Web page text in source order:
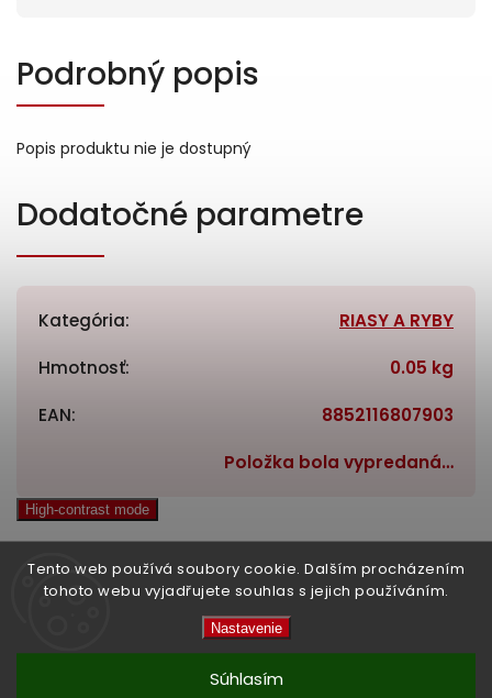
Tento web používá soubory cookie. Dalším procházením
tohoto webu vyjadřujete souhlas s jejich používáním.
Nastavenie
Súhlasím
Podrobný popis
Popis produktu nie je dostupný
Dodatočné parametre
Kategória: RIASY A RYBY
Hmotnosť: 0.05 kg
EAN: 8852116807903
Položka bola vypredaná…
High-contrast mode
Související produkty: